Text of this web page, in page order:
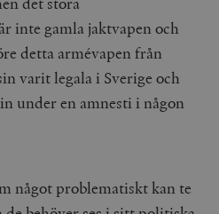
inte gamla jaktvapen och
detta armévapen från
varit legala i Sverige och
under en amnesti i någon
något problematiskt kan te